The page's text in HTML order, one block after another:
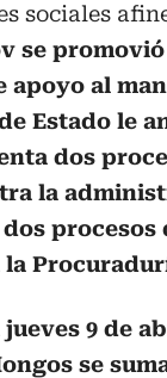
sociales
se
apoyo al
Estado le
dos
la
la
9 de
se